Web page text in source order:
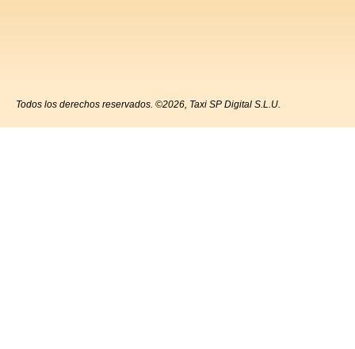
Todos los derechos reservados. ©2026, Taxi SP Digital S.L.U.